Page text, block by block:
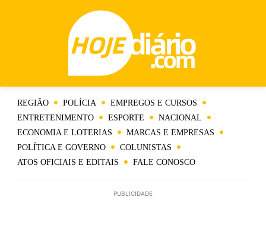
REGIÃO POLÍCIA
EMPREGOS E CURSOS
ENTRETENIMENTO
ESPORTE
NACIONAL
ECONOMIA E LOTERIAS
MARCAS E EMPRESAS
POLÍTICA E GOVERNO
COLUNISTAS
ATOS OFICIAIS E EDITAIS
FALE CONOSCO
PUBLICIDADE